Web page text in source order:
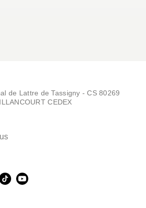
de Lattre de Tassigny - CS 80269
CEDEX